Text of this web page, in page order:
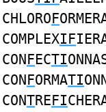
CHLOROF
COMPLEXIF
CONFECTI
CONFORMATI
CONTREFI